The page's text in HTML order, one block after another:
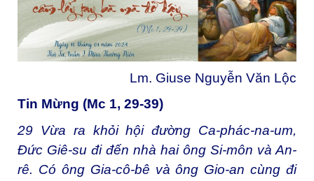
Lm. Giuse Nguyễn Văn Lộc
Tin Mừng (Mc 1, 29-39)
29 Vừa ra khỏi hội đường Ca-phác-na-um,
Đức Giê-su đi đến nhà hai ông Si-môn và An-
rê. Có ông Gia-cô-bê và ông Gio-an cùng đi